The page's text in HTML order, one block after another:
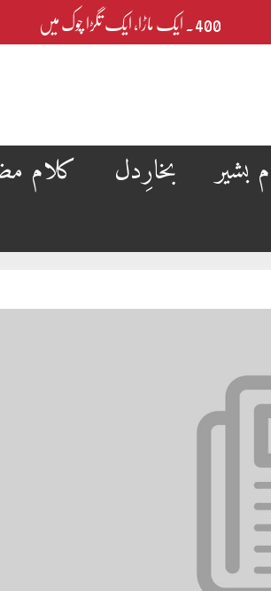
400۔ ایک ماڑا، ایک تگڑا چوک میں
بشیر بخارِدل کلام